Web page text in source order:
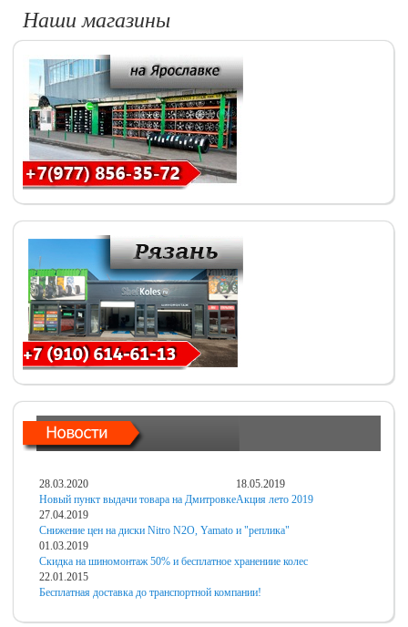
Наши магазины
28.03.2020
Новый пункт выдачи товара на Дмитровке
18.05.2019
Акция лето 2019
27.04.2019
Снижение цен на диски Nitro N2O, Yamato и "реплика"
01.03.2019
Скидка на шиномонтаж 50% и бесплатное хранениие колес
22.01.2015
Бесплатная доставка до транспортной компании!